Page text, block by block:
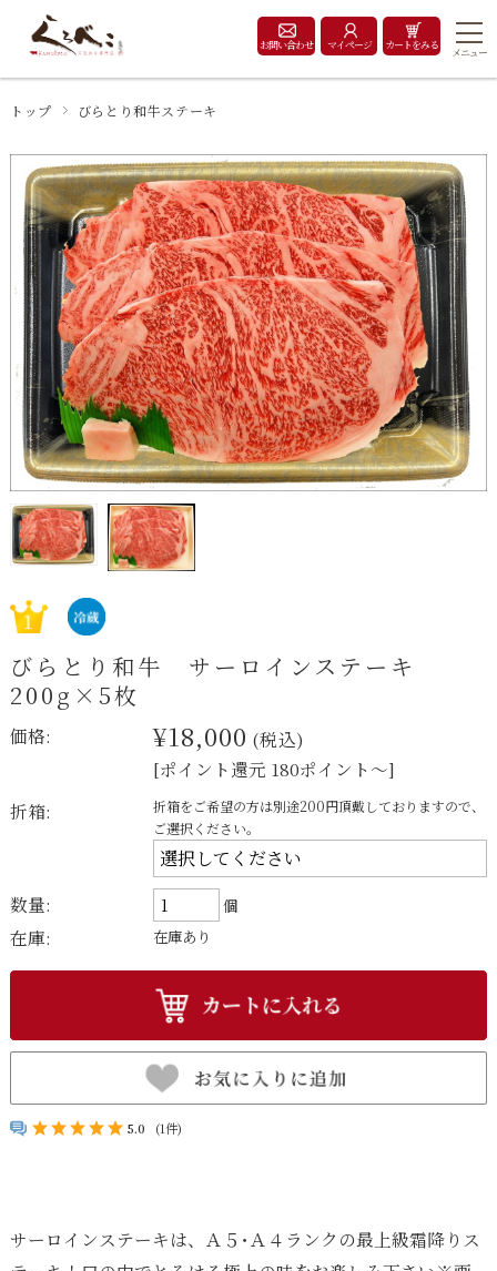
お問い合わせ マイページ カートをみる
メニュー
トップ びらとり和牛ステーキ
びらとり和牛 サーロインステーキ
200g×5枚
価格: ¥18,000 (税込)
[ポイント還元 180ポイント～]
折箱:
折箱をご希望の方は別途200円頂戴しておりますので、
ご選択ください。
数量: 個
在庫: 在庫あり
5.0 (1件)
サーロインステーキは、Ａ５･Ａ４ランクの最上級霜降りス